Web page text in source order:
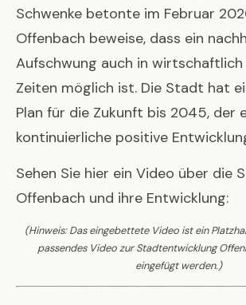
Schwenke betonte im Februar
Offenbach beweise, dass ein
Aufschwung auch in
Zeiten möglich ist. Die Stadt hat
Plan für die Zukunft bis 2045, der
kontinuierliche positive
Sehen Sie hier ein Video über die
Offenbach und ihre Entwicklung:
(Hinweis: Das eingebettete Video ist ein
passendes Video zur Stadtentwicklung
eingefügt werden.)